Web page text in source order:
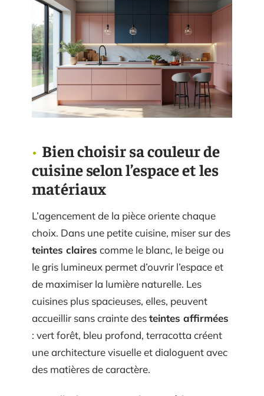
Bien choisir sa couleur de
cuisine selon l’espace et les
matériaux
L’agencement de la pièce oriente chaque
choix. Dans une petite cuisine, miser sur des
teintes claires comme le blanc, le beige ou
le gris lumineux permet d’ouvrir l’espace et
de maximiser la lumière naturelle. Les
cuisines plus spacieuses, elles, peuvent
accueillir sans crainte desteintes affirmées
: vert forêt, bleu profond, terracotta créent
une architecture visuelle et dialoguent avec
des matières de caractère.